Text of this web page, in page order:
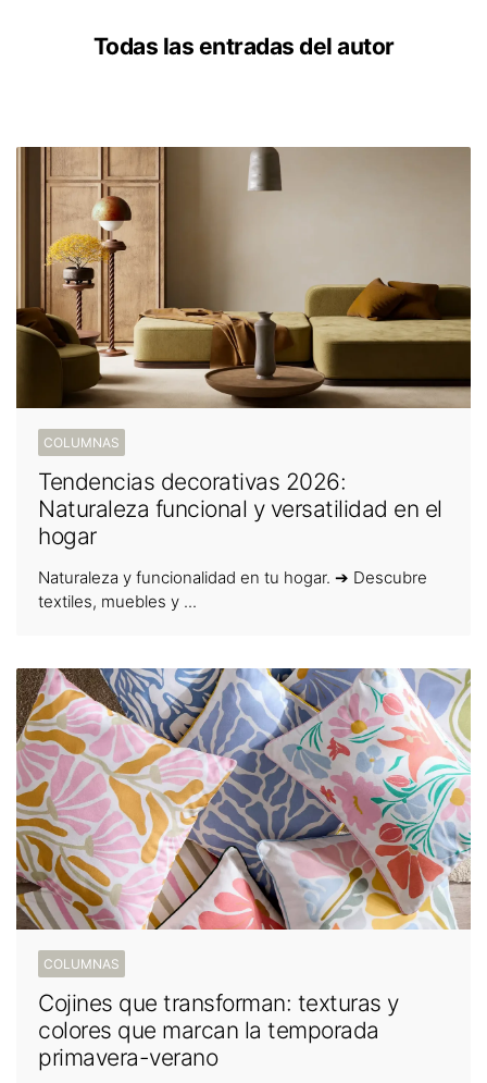
Todas las entradas del autor
COLUMNAS
Tendencias decorativas 2026:
Naturaleza funcional y versatilidad en el
hogar
Naturaleza y funcionalidad en tu hogar. ➔ Descubre
textiles, muebles y ...
COLUMNAS
Cojines que transforman: texturas y
colores que marcan la temporada
primavera-verano